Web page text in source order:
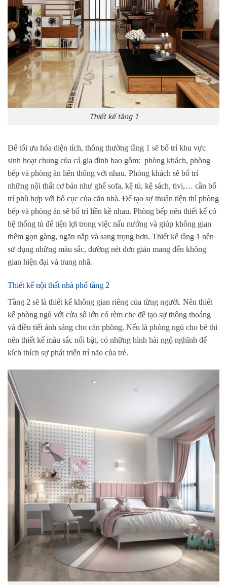
Thiết kế tầng 1
Để tối ưu hóa diện tích, thông thường tầng 1 sẽ bố trí khu vực
sinh hoạt chung của cả gia đình bao gồm: phòng khách, phòng
bếp và phòng ăn liên thông với nhau. Phòng khách sẽ bố trí
những nội thất cơ bản như ghế sofa, kệ tủ, kệ sách, tivi,… cần bố
trí phù hợp với bố cục của căn nhà. Để tạo sự thuận tiện thì phòng
bếp và phòng ăn sẽ bố trí liền kề nhau. Phòng bếp nên thiết kế có
hệ thống tủ để tiện lợi trong việc nấu nướng và giúp không gian
thêm gọn gàng, ngăn nắp và sang trọng hơn. Thiết kế tầng 1 nên
sử dụng những màu sắc, đường nét đơn giản mang đến không
gian hiện đại và trang nhã.
Thiết kế nội thất nhà phố tầng 2
Tầng 2 sẽ là thiết kế không gian riêng của từng người. Nên thiết
kế phòng ngủ với cửa sổ lớn có rèm che để tạo sự thông thoáng
và điều tiết ánh sáng cho căn phòng. Nếu là phòng ngủ cho bé thì
nên thiết kế màu sắc nổi bật, có những hình hài ngộ nghĩnh để
kích thích sự phát triển trí não của trẻ.